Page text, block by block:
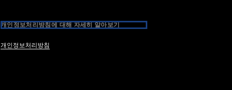
개인정보처리방침에 대해 자세히 알아보기
개인정보처리방침